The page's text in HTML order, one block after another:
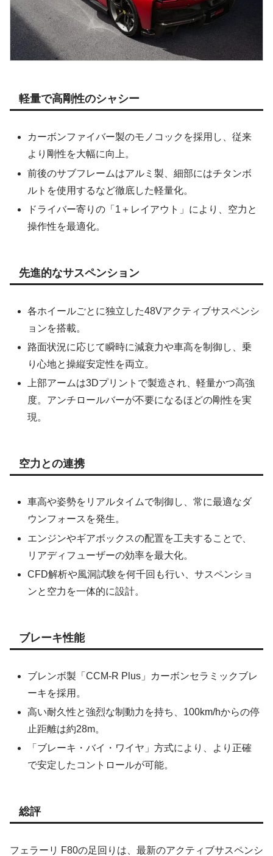
軽量で高剛性のシャシー
カーボンファイバー製のモノコックを採用し、従来
より剛性を大幅に向上。
前後のサブフレームはアルミ製、細部にはチタンボ
ルトを使用するなど徹底した軽量化。
ドライバー寄りの「1＋レイアウト」により、空力と
操作性を最適化。
先進的なサスペンション
各ホイールごとに独立した48Vアクティブサスペンシ
ョンを搭載。
路面状況に応じて瞬時に減衰力や車高を制御し、乗
り心地と操縦安定性を両立。
上部アームは3Dプリントで製造され、軽量かつ高強
度。アンチロールバーが不要になるほどの剛性を実
現。
空力との連携
車高や姿勢をリアルタイムで制御し、常に最適なダ
ウンフォースを発生。
エンジンやギアボックスの配置を工夫することで、
リアディフューザーの効率を最大化。
CFD解析や風洞試験を何千回も行い、サスペンショ
ンと空力を一体的に設計。
ブレーキ性能
ブレンボ製「CCM-R Plus」カーボンセラミックブレ
ーキを採用。
高い耐久性と強烈な制動力を持ち、100km/hからの停
止距離は約28m。
「ブレーキ・バイ・ワイヤ」方式により、より正確
で安定したコントロールが可能。
総評
フェラーリ F80の足回りは、最新のアクティブサスペンシ